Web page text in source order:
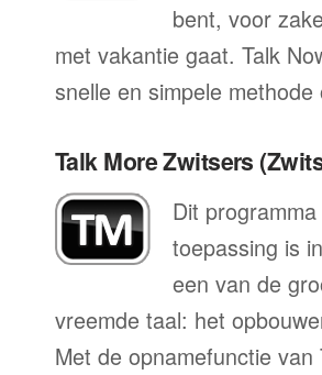
bent, voor
met vakantie gaat. Talk
snelle en simpele
Talk More Zwitsers
Dit
toepassing is
een van de
vreemde taal: het
Met de opnamefunctie